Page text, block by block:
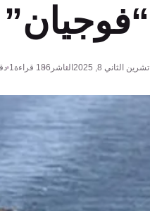
“فوجيان”
تشرين الثاني 8, 2025 الناشر 186 قراءة1 دقائق قراءة